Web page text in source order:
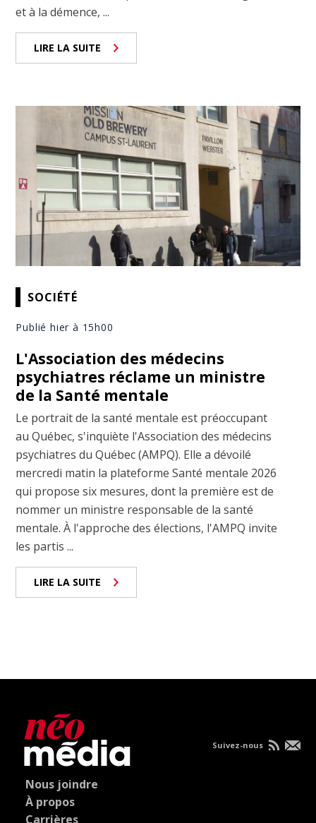
et à la démence, ...
LIRE LA SUITE
SOCIÉTÉ
Publié hier à 15h00
L'Association des médecins
psychiatres réclame un ministre
de la Santé mentale
Le portrait de la santé mentale est préoccupant
au Québec, s'inquiète l'Association des médecins
psychiatres du Québec (AMPQ). Elle a dévoilé
mercredi matin la plateforme Santé mentale 2026
qui propose six mesures, dont la première est de
nommer un ministre responsable de la santé
mentale. À l'approche des élections, l'AMPQ invite
les partis ...
LIRE LA SUITE
Nous joindre
À propos
Carrières
Suivez-nous